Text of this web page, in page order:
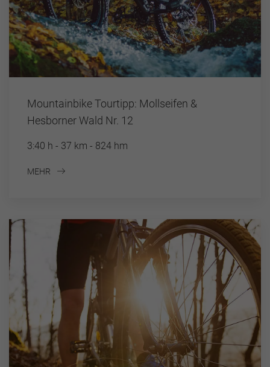
Mountainbike Tourtipp: Mollseifen &
Hesborner Wald Nr. 12
3:40 h - 37 km - 824 hm
MEHR